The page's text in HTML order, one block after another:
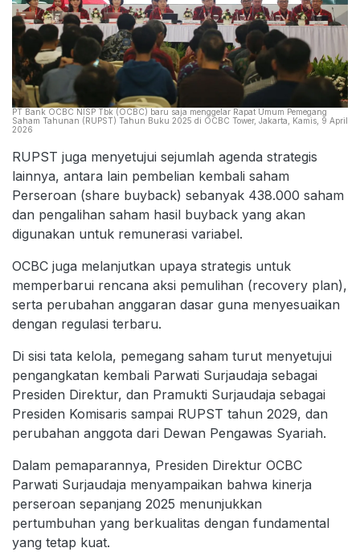
PT Bank OCBC NISP Tbk (OCBC) baru saja menggelar Rapat Umum Pemegang
Saham Tahunan (RUPST) Tahun Buku 2025 di OCBC Tower, Jakarta, Kamis, 9 April
2026
RUPST juga menyetujui sejumlah agenda strategis
lainnya, antara lain pembelian kembali saham
Perseroan (share buyback) sebanyak 438.000 saham
dan pengalihan saham hasil buyback yang akan
digunakan untuk remunerasi variabel.
OCBC juga melanjutkan upaya strategis untuk
memperbarui rencana aksi pemulihan (recovery plan),
serta perubahan anggaran dasar guna menyesuaikan
dengan regulasi terbaru.
Di sisi tata kelola, pemegang saham turut menyetujui
pengangkatan kembali Parwati Surjaudaja sebagai
Presiden Direktur, dan Pramukti Surjaudaja sebagai
Presiden Komisaris sampai RUPST tahun 2029, dan
perubahan anggota dari Dewan Pengawas Syariah.
Dalam pemaparannya, Presiden Direktur OCBC
Parwati Surjaudaja menyampaikan bahwa kinerja
perseroan sepanjang 2025 menunjukkan
pertumbuhan yang berkualitas dengan fundamental
yang tetap kuat.